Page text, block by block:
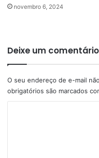
novembro 6, 2024
Deixe um comentário
O seu endereço de e-mail
obrigatórios são marcados